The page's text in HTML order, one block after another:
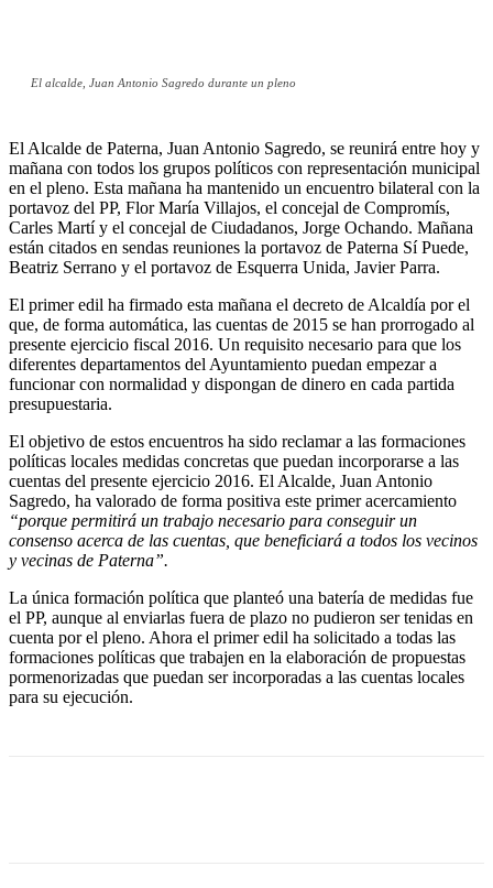
El alcalde, Juan Antonio Sagredo durante un pleno
El Alcalde de Paterna, Juan Antonio Sagredo, se reunirá entre hoy y
mañana con todos los grupos políticos con representación municipal
en el pleno. Esta mañana ha mantenido un encuentro bilateral con la
portavoz del PP, Flor María Villajos, el concejal de Compromís,
Carles Martí y el concejal de Ciudadanos, Jorge Ochando. Mañana
están citados en sendas reuniones la portavoz de Paterna Sí Puede,
Beatriz Serrano y el portavoz de Esquerra Unida, Javier Parra.
El primer edil ha firmado esta mañana el decreto de Alcaldía por el
que, de forma automática, las cuentas de 2015 se han prorrogado al
presente ejercicio fiscal 2016. Un requisito necesario para que los
diferentes departamentos del Ayuntamiento puedan empezar a
funcionar con normalidad y dispongan de dinero en cada partida
presupuestaria.
El objetivo de estos encuentros ha sido reclamar a las formaciones
políticas locales medidas concretas que puedan incorporarse a las
cuentas del presente ejercicio 2016. El Alcalde, Juan Antonio
Sagredo, ha valorado de forma positiva este primer acercamiento
“porque permitirá un trabajo necesario para conseguir un
consenso acerca de las cuentas, que beneficiará a todos los vecinos
y vecinas de Paterna”.
La única formación política que planteó una batería de medidas fue
el PP, aunque al enviarlas fuera de plazo no pudieron ser tenidas en
cuenta por el pleno. Ahora el primer edil ha solicitado a todas las
formaciones políticas que trabajen en la elaboración de propuestas
pormenorizadas que puedan ser incorporadas a las cuentas locales
para su ejecución.